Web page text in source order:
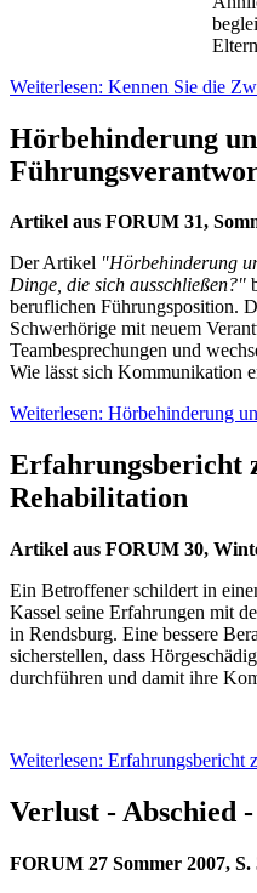
Weiterlesen: Kennen Sie die
Hörbehinderung
Artikel aus FORUM 31,
Der Artikel "Hörbehinderung
Dinge, die sich ausschließen?"
beruflichen Führungsposition.
Schwerhörige mit neuem
Teambesprechungen und
Wie lässt sich Kommunikation
Weiterlesen: Hörbehinderung
Erfahrungsbericht
Rehabilitation
Artikel aus FORUM 30,
Ein Betroffener schildert in
Kassel seine Erfahrungen mit
in Rendsburg. Eine bessere
sicherstellen, dass
durchführen und damit ihre
Weiterlesen: Erfahrungsbericht
Verlust - Abschied
FORUM 27 Sommer 2007, S.